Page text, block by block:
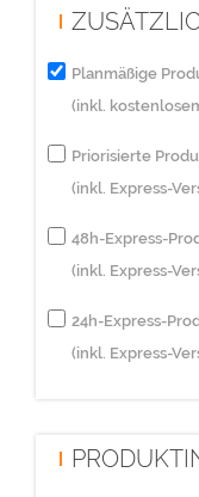
Planmäßige
(inkl.
Priorisierte
(inkl. Express-
48h-Express-
(inkl. Express-
24h-Express-
(inkl. Express-